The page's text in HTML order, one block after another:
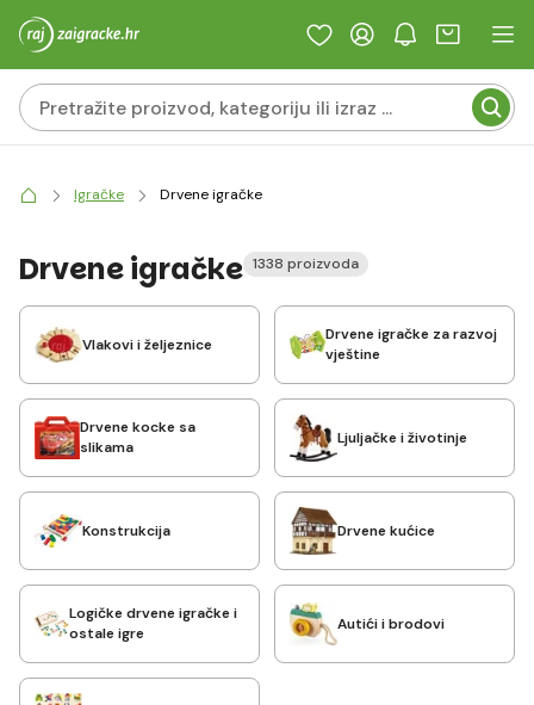
Igračke Drvene igračke
Drvene igračke 1338 proizvoda
Vlakovi i željeznice
Drvene igračke za razvoj
vještine
Drvene kocke sa
slikama
Ljuljačke i životinje
Konstrukcija Drvene kućice
Logičke drvene igračke i
ostale igre
Autići i brodovi